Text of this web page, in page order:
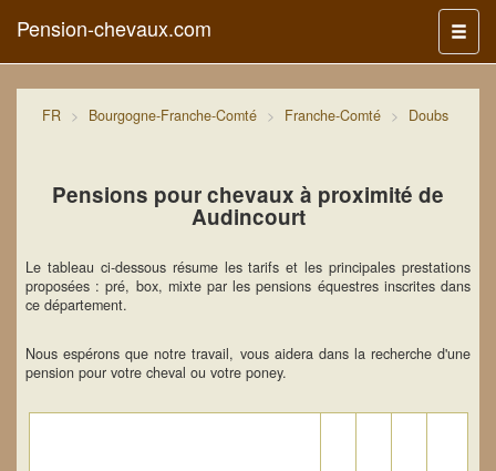
Menu
Pension-chevaux.com
FR Bourgogne-Franche-Comté Franche-Comté Doubs
Pensions pour chevaux à proximité de
Audincourt
Le tableau ci-dessous résume les tarifs et les principales prestations
proposées : pré, box, mixte par les pensions équestres inscrites dans
ce département.
Nous espérons que notre travail, vous aidera dans la recherche d'une
pension pour votre cheval ou votre poney.